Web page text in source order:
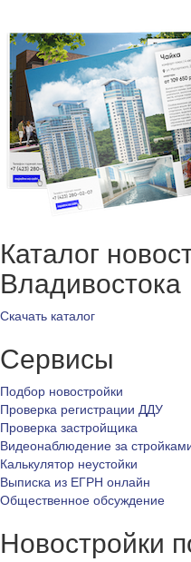
Каталог
Владивостока
Скачать каталог
Сервисы
Подбор новостройки
Проверка регистрации ДДУ
Проверка застройщика
Видеонаблюдение за
Калькулятор неустойки
Выписка из ЕГРН онлайн
Общественное обсуждение
Новостройки